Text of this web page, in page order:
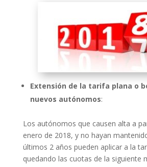
Extensión de la tarifa plana o
nuevos autónomos:
Los autónomos que causen alta a
enero de 2018, y no hayan
últimos 2 años pueden aplicar a la
quedando las cuotas de la siguiente